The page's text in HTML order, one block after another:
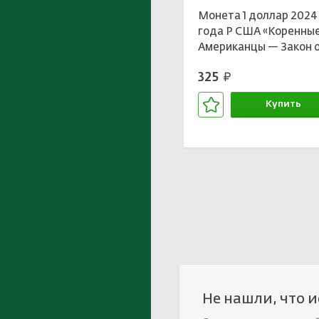
Монета 1 доллар 2024
года P США
Американцы — Закон
325 руб.
Купить
Не нашли, что